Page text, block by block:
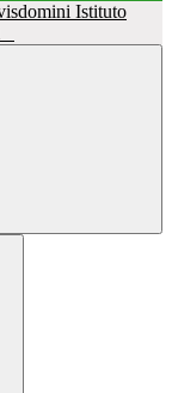
Istituto